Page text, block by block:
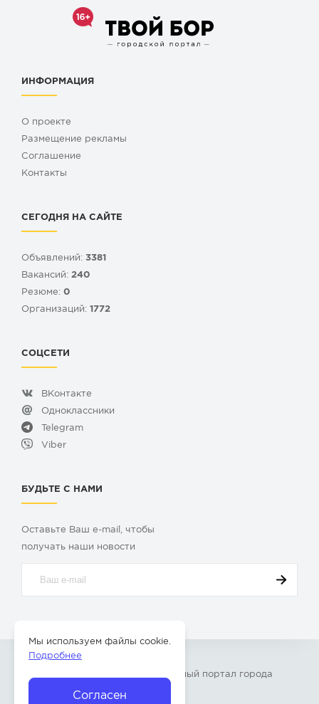
ИНФОРМАЦИЯ
О проекте
Размещение рекламы
Cоглашение
Контакты
СЕГОДНЯ НА САЙТЕ
Объявлений: 3381
Вакансий: 240
Резюме: 0
Организаций: 1772
СОЦСЕТИ
ВКонтакте
Одноклассники
Telegram
Viber
БУДЬТЕ С НАМИ
Оставьте Ваш e-mail, чтобы
получать наши новости
» – Главный портал города
Согласен
Мы используем файлы cookie.
Подробнее